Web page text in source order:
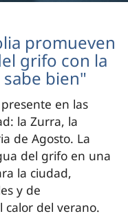
promueven
grifo con la
sabe bien"
en las
la Zurra, la
de Agosto. La
del grifo en una
la ciudad,
y de
del verano.